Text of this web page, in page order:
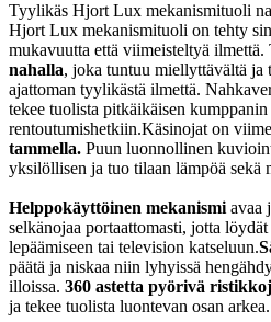
Tyylikäs Hjort Lux mekanismituoli
Hjort Lux mekanismituoli on tehty
mukavuutta että viimeisteltyä
nahalla, joka tuntuu miellyttävältä ja
ajattoman tyylikästä ilmettä.
tekee tuolista pitkäikäisen kumppanin
rentoutumishetkiin.Käsinojat on
tammella. Puun luonnollinen
yksilöllisen ja tuo tilaan lämpöä sekä
Helppokäyttöinen mekanismi avaa
selkänojaa portaattomasti, jotta
lepäämiseen tai television katseluun.
päätä ja niskaa niin lyhyissä
illoissa. 360 astetta pyörivä
ja tekee tuolista luontevan osan arkea.